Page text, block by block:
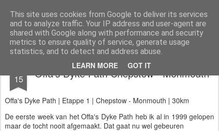
This site uses cookies from Google to deliver its services
and to analyze traffic. Your IP address and user-agent are
shared with Google along with performance and security
metrics to ensure quality of service, generate usage
statistics, and to detect and address abuse.
LEARN MORE GOT IT
Aan de wind een wandelblog
Kaart Dagtochten LAW's Buitenland E2 E9 GR12
15 Offa's Dyke Path Chepstow - Monmouth
Offa's Dyke Path | Etappe 1 | Chepstow - Monmouth | 30km
De eerste week van het Offa's Dyke Path heb ik al in 1999 gelopen
maar de tocht nooit afgemaakt. Dat gaat nu wel gebeuren